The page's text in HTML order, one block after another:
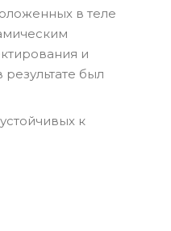
в теле
и
был
к